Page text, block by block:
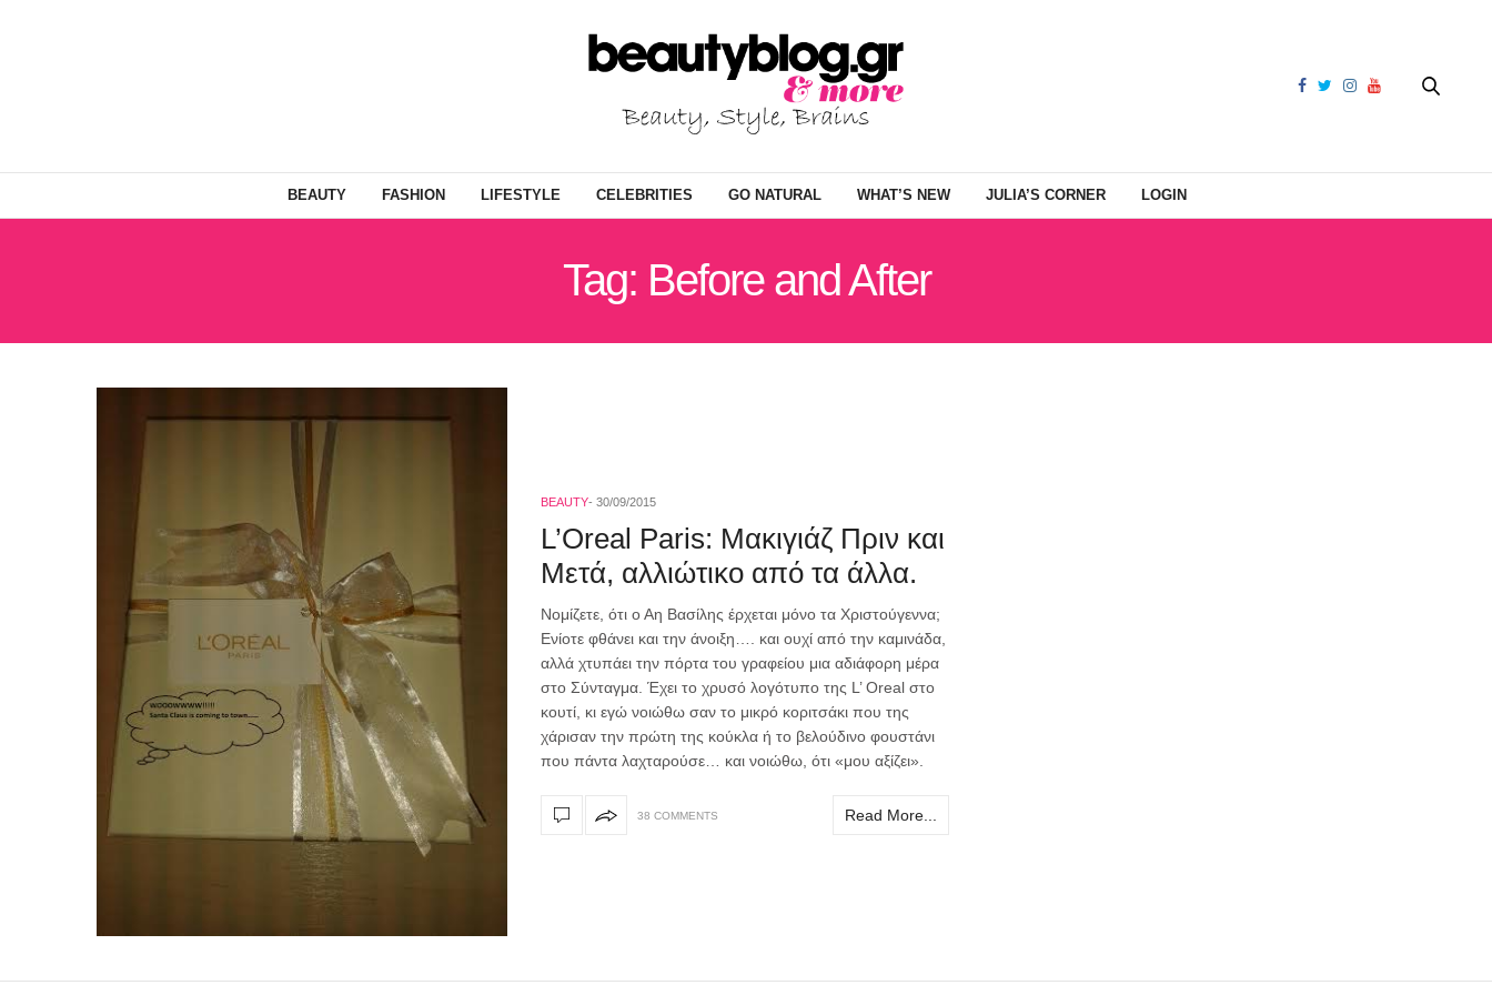
BEAUTY FASHION LIFESTYLE CELEBRITIES GO NATURAL WHAT’S NEW JULIA’S CORNER LOGIN
Tag: Before and After
BEAUTY 30/09/2015
L’Oreal Paris: Μακιγιάζ Πριν και
Μετά, αλλιώτικο από τα άλλα.
Νομίζετε, ότι ο Αη Βασίλης έρχεται μόνο τα Χριστούγεννα;
Ενίοτε φθάνει και την άνοιξη…. και ουχί από την καμινάδα,
αλλά χτυπάει την πόρτα του γραφείου μια αδιάφορη μέρα
στο Σύνταγμα. Έχει το χρυσό λογότυπο της L’ Οreal στο
κουτί, κι εγώ νοιώθω σαν το μικρό κοριτσάκι που της
χάρισαν την πρώτη της κούκλα ή το βελούδινο φουστάνι
που πάντα λαχταρούσε… και νοιώθω, ότι «μου αξίζει».
38 COMMENTS Read More...